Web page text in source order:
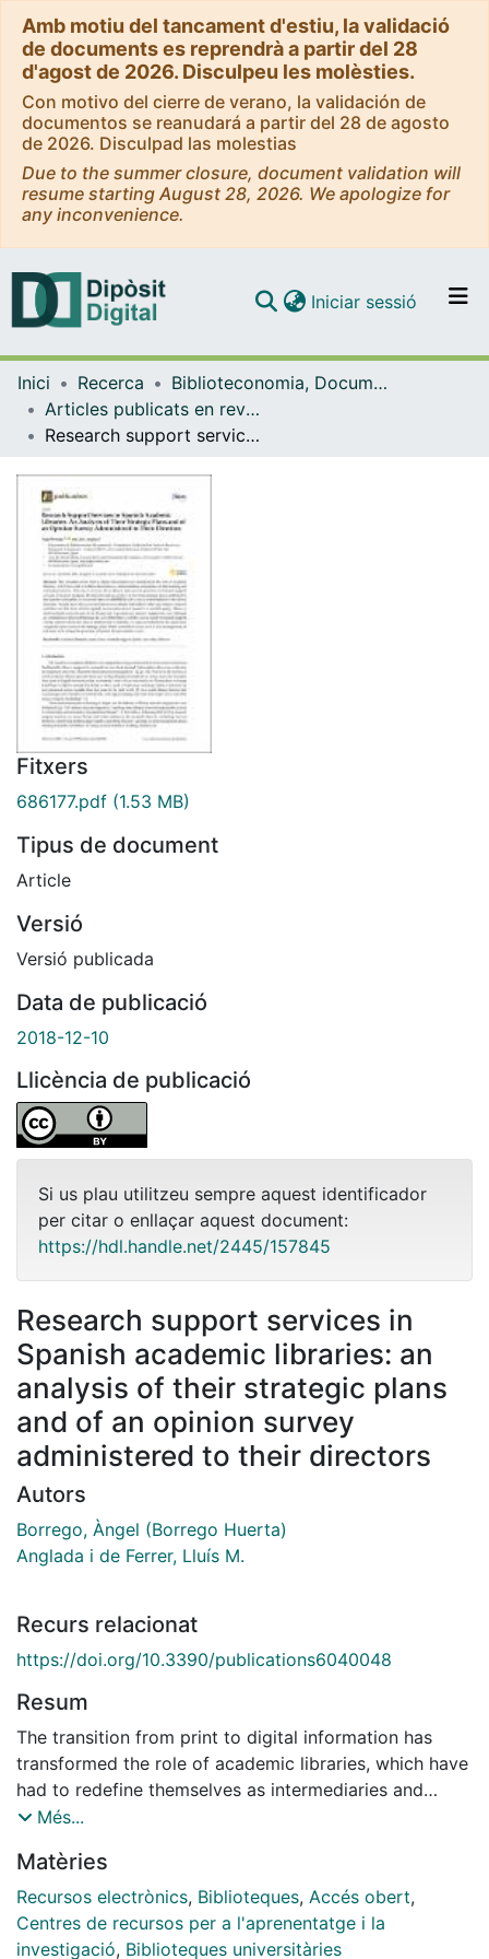
Amb motiu del tancament d'estiu, la validació
de documents es reprendrà a partir del 28
d'agost de 2026. Disculpeu les molèsties.
Con motivo del cierre de verano, la validación de
documentos se reanudará a partir del 28 de agosto
de 2026. Disculpad las molestias
Due to the summer closure, document validation will
resume starting August 28, 2026. We apologize for
any inconvenience.
Navega per tot el DD
Com publicar
Iniciar sessió (current)
Inici Recerca
Biblioteconomia, Documentació i Comunicació Audiovisual
Articles publicats en revistes (Biblioteconomia, Documentació i Comunicació Audiovisual)
Research support services in Spanish academic libraries: an analysis of their strategic plans and of an opinion survey administered to their directors
Fitxers
686177.pdf (1.53 MB)
Tipus de document
Article
Versió
Versió publicada
Data de publicació
2018-12-10
Llicència de publicació
Si us plau utilitzeu sempre aquest identificador
per citar o enllaçar aquest document:
https://hdl.handle.net/2445/157845
Research support services in
Spanish academic libraries: an
analysis of their strategic plans
and of an opinion survey
administered to their directors
Autors
Borrego, Àngel (Borrego Huerta)
Anglada i de Ferrer, Lluís M.
Recurs relacionat
https://doi.org/10.3390/publications6040048
Resum
The transition from print to digital information has
transformed the role of academic libraries, which have
had to redefine themselves as intermediaries and
partners in the learning and research processes. This
research support services in Spanish academic
libraries through an analysis of the three strategic
plans published by the Spanish association of
academic libraries (REBIUN) and a survey administered
Més...
Matèries
Recursos electrònics, Biblioteques, Accés obert,
Centres de recursos per a l'aprenentatge i la
investigació, Biblioteques universitàries